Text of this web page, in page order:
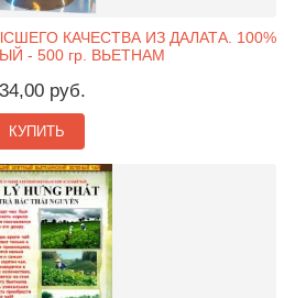
КАЧЕСТВА ИЗ ДАЛАТА. 100%
- 500 гр. ВЬЕТНАМ
руб.
КУПИТЬ